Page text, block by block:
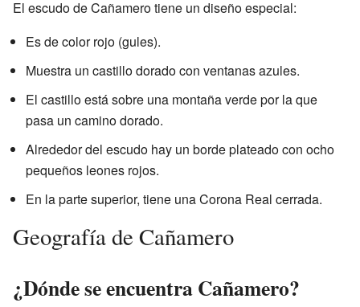
El escudo de Cañamero tiene un diseño especial:
Es de color rojo (gules).
Muestra un castillo dorado con ventanas azules.
El castillo está sobre una montaña verde por la que
pasa un camino dorado.
Alrededor del escudo hay un borde plateado con ocho
pequeños leones rojos.
En la parte superior, tiene una Corona Real cerrada.
Geografía de Cañamero
¿Dónde se encuentra Cañamero?